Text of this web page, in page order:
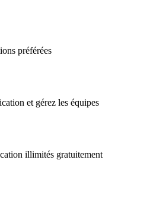
préférées
et gérez les équipes
illimités gratuitement